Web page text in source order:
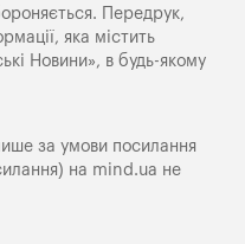
Передрук,
яка містить
Новини», в будь-якому
за умови посилання
на mind.ua не